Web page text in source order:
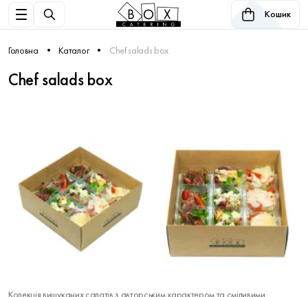
Кошик
Головна Каталог Chef salads box
Chef salads box
Колекція вишуканих салатів з авторським характером та сміливими